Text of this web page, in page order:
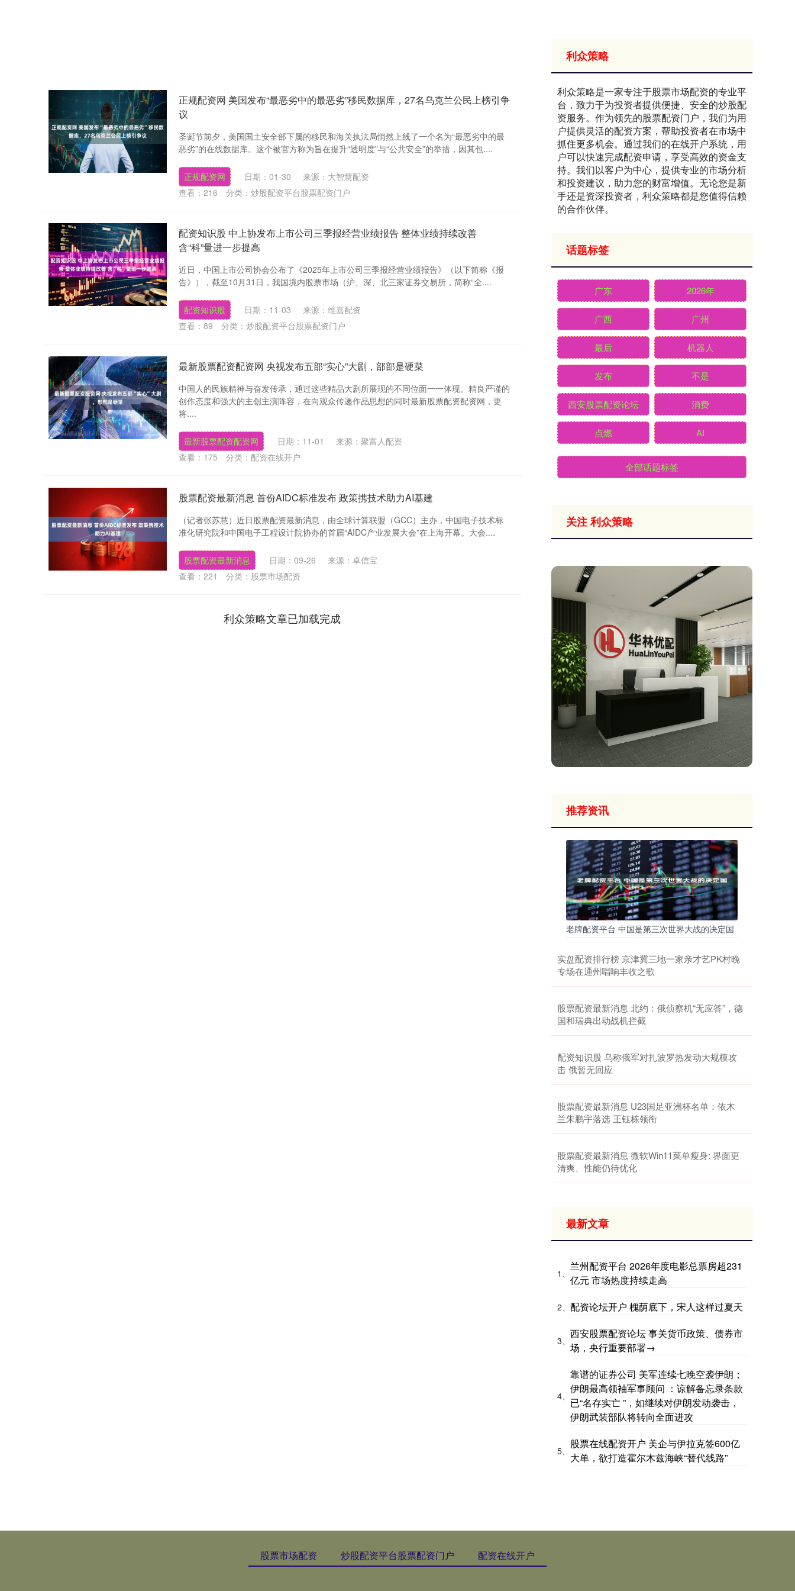
正规配资网 美国发布“最恶劣中的最恶劣”移民数据库，27名乌克兰公民上榜引争
议
圣诞节前夕，美国国土安全部下属的移民和海关执法局悄然上线了一个名为“最恶劣中的最
恶劣”的在线数据库。这个被官方称为旨在提升“透明度”与“公共安全”的举措，因其包....
正规配资网 日期：01-30
来源：大智慧配资
查看： 216 分类： 炒股配资平台股票配资门户
配资知识股 中上协发布上市公司三季报经营业绩报告 整体业绩持续改善
含“科”量进一步提高
近日，中国上市公司协会公布了《2025年上市公司三季报经营业绩报告》（以下简称《报
告》），截至10月31日，我国境内股票市场（沪、深、北三家证券交易所，简称“全....
配资知识股 日期：11-03
来源：维嘉配资
查看： 89 分类： 炒股配资平台股票配资门户
最新股票配资配资网 央视发布五部“实心”大剧，部部是硬菜
中国人的民族精神与奋发传承，通过这些精品大剧所展现的不同位面一一体现。精良严谨的
创作态度和强大的主创主演阵容，在向观众传递作品思想的同时最新股票配资配资网，更
将....
最新股票配资配资网 日期：11-01
来源：聚富人配资
查看： 175 分类： 配资在线开户
股票配资最新消息 首份AIDC标准发布 政策携技术助力AI基建
（记者张苏慧）近日股票配资最新消息，由全球计算联盟（GCC）主办，中国电子技术标
准化研究院和中国电子工程设计院协办的首届“AIDC产业发展大会”在上海开幕。大会....
股票配资最新消息 日期：09-26
来源：卓信宝
查看： 221 分类： 股票市场配资
利众策略文章已加载完成
利众策略
利众策略是一家专注于股票市场配资的专业平
台，致力于为投资者提供便捷、安全的炒股配
资服务。作为领先的股票配资门户，我们为用
户提供灵活的配资方案，帮助投资者在市场中
抓住更多机会。通过我们的在线开户系统，用
户可以快速完成配资申请，享受高效的资金支
持。我们以客户为中心，提供专业的市场分析
和投资建议，助力您的财富增值。无论您是新
手还是资深投资者，利众策略都是您值得信赖
的合作伙伴。
话题标签
广东 2026年
广西 广州
最后 机器人
发布 不是
西安股票配资论坛 消费
点燃 AI
全部话题标签
关注 利众策略
推荐资讯
老牌配资平台 中国是第三次世界大战的决定国
实盘配资排行榜 京津冀三地一家亲才艺PK村晚
专场在通州唱响丰收之歌
股票配资最新消息 北约：俄侦察机“无应答”，德
国和瑞典出动战机拦截
配资知识股 乌称俄军对扎波罗热发动大规模攻
击 俄暂无回应
股票配资最新消息 U23国足亚洲杯名单：依木
兰朱鹏宇落选 王钰栋领衔
股票配资最新消息 微软Win11菜单瘦身: 界面更
清爽、性能仍待优化
最新文章
1、
兰州配资平台 2026年度电影总票房超231
亿元 市场热度持续走高
2、 配资论坛开户 槐荫底下，宋人这样过夏天
3、
西安股票配资论坛 事关货币政策、债券市
场，央行重要部署→
4、
靠谱的证券公司 美军连续七晚空袭伊朗；
伊朗最高领袖军事顾问 ：谅解备忘录条款
已“名存实亡 ”，如继续对伊朗发动袭击，
伊朗武装部队将转向全面进攻
5、
股票在线配资开户 美企与伊拉克签600亿
大单，欲打造霍尔木兹海峡“替代线路”
股票市场配资 炒股配资平台股票配资门户 配资在线开户